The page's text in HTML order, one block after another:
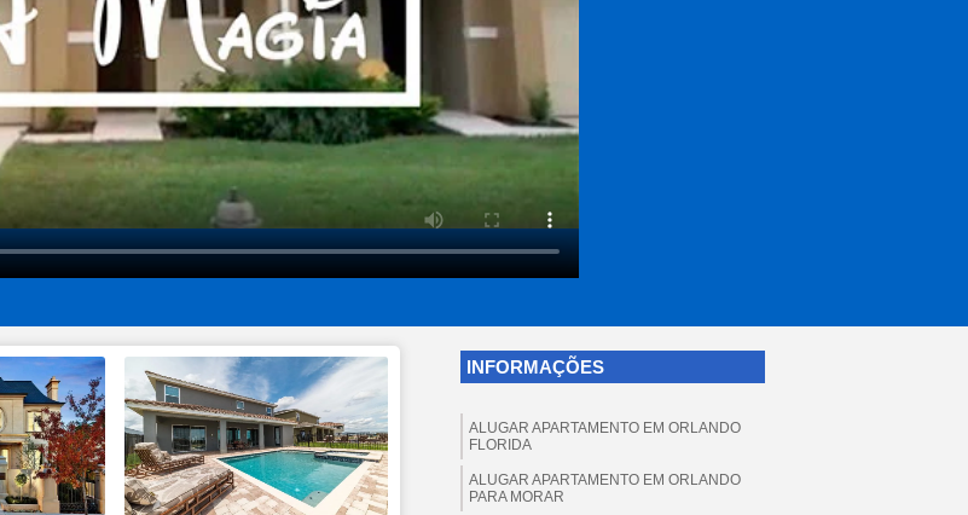
INFORMAÇÕES
ALUGAR APARTAMENTO EM ORLANDO
FLORIDA
ALUGAR APARTAMENTO EM ORLANDO
PARA MORAR